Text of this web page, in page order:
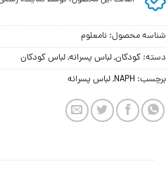
شناسه محصول: نامعلوم
دسته: کودکان,لباس پسرانه,لباس کودکان
برچسب: NAPH
,لباس پسرانه